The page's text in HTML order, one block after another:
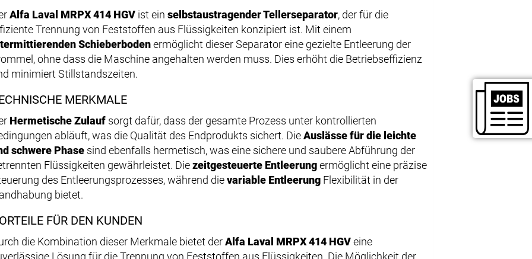
Alfa Laval MRPX 414 HGV ist ein selbstaustragender Tellerseparator, der für die
Trennung von Feststoffen aus Flüssigkeiten konzipiert ist. Mit einem
Schieberbodenermöglicht dieser Separator eine gezielte Entleerung der
ohne dass die Maschine angehalten werden muss. Dies erhöht die Betriebseffizienz
minimiert Stillstandszeiten.
MERKMALE
Hermetische Zulauf sorgt dafür, dass der gesamte Prozess unter kontrollierten
abläuft, was die Qualität des Endprodukts sichert. DieAuslässe für die leichte
schwere Phase sind ebenfalls hermetisch, was eine sichere und saubere Abführung der
Flüssigkeiten gewährleistet. Diezeitgesteuerte Entleerungermöglicht eine präzise
des Entleerungsprozesses, während dievariable Entleerung Flexibilität in der
bietet.
FÜR DEN KUNDEN
die Kombination dieser Merkmale bietet derAlfa Laval MRPX 414 HGVeine
Lösung für die Trennung von Feststoffen aus Flüssigkeiten. Die Möglichkeit der